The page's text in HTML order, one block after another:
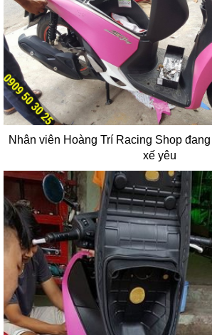
Nhân viên Hoàng Trí Racing Shop
xế yêu